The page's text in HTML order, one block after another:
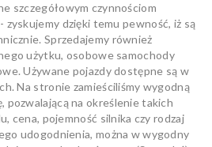
szczegółowym czynnościom
dzięki temu pewność, iż są
Sprzedajemy również
użytku, osobowe samochody
Używane pojazdy dostępne są w
Na stronie zamieściliśmy wygodną
pozwalającą na określenie takich
cena, pojemność silnika czy rodzaj
udogodnienia, można w wygodny